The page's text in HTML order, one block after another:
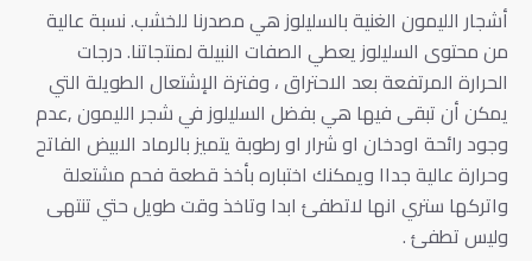
أشجار الليمون الغنية بالسليلوز هي مصدرنا للخشب. نسبة عالية
من محتوى السليلوز يعطي الصفات النبيلة لمنتجاتنا. درجات
الحرارة المرتفعة بعد الاحتراق ، وفترة الإشتعال الطويلة التي
يمكن أن تبقى فيها هي بفضل السليلوز في شجر الليمون ,عدم
وجود رائحة اودخان او شرار او رطوبة يتميز بالرماد الابيض الفاتح
وحرارة عالية جداا ويمكنك اختباره بأخذ قطعة فحم مشتعلة
واتركها ستري انها لاتطفئ ابدا وتاخذ وقت طويل حتي تنتهى
وليس تطفئ .